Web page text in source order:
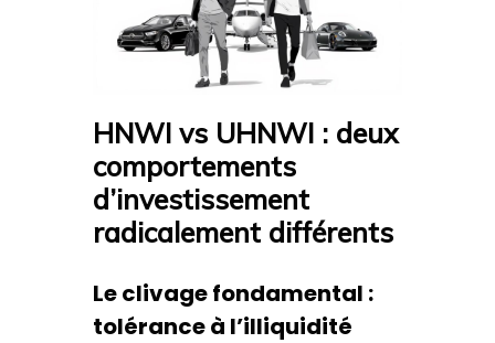
HNWI vs UHNWI : deux
comportements
d’investissement
radicalement différents
Le clivage fondamental :
tolérance à l’illiquidité